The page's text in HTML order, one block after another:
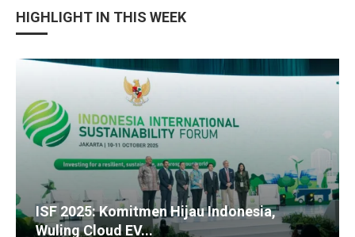
HIGHLIGHT IN THIS WEEK
ISF 2025: Komitmen Hijau Indonesia,
Wuling Cloud EV...